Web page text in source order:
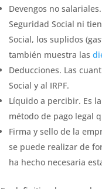
Devengos no
Seguridad Social ni
Social, los suplidos
también muestra las
Deducciones. Las
Social y al IRPF.
Líquido a percibir. Es
método de pago legal
Firma y sello de la
se puede realizar de
ha hecho necesaria